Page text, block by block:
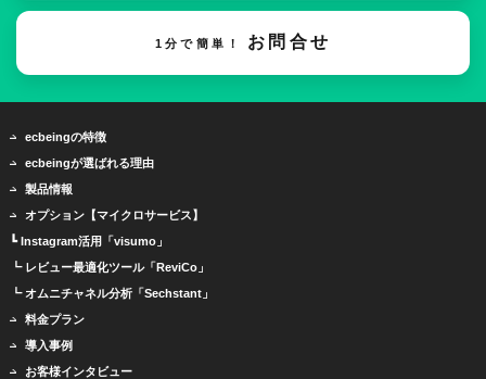
1分で簡単！ お問合せ
ecbeingの特徴
ecbeingが選ばれる理由
製品情報
オプション【マイクロサービス】
┗ Instagram活用「visumo」
┗ レビュー最適化ツール「ReviCo」
┗ オムニチャネル分析「Sechstant」
料金プラン
導入事例
お客様インタビュー